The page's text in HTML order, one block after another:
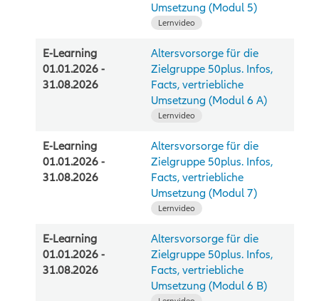
Umsetzung (Modul 5)
Lernvideo
E-Learning
01.01.2026 -
31.08.2026
Altersvorsorge für die
Zielgruppe 50plus. Infos,
Facts, vertriebliche
Umsetzung (Modul 6 A)
Lernvideo
E-Learning
01.01.2026 -
31.08.2026
Altersvorsorge für die
Zielgruppe 50plus. Infos,
Facts, vertriebliche
Umsetzung (Modul 7)
Lernvideo
E-Learning
01.01.2026 -
31.08.2026
Altersvorsorge für die
Zielgruppe 50plus. Infos,
Facts, vertriebliche
Umsetzung (Modul 6 B)